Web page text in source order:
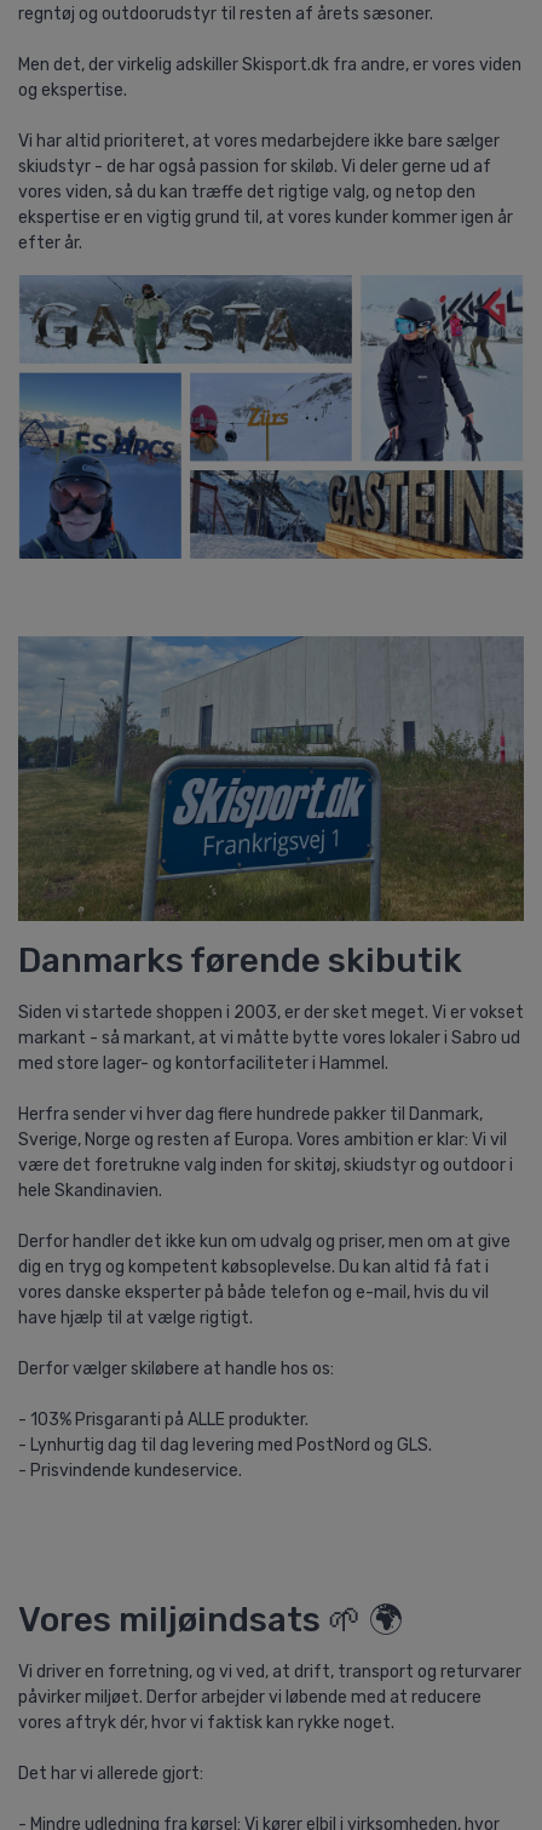
regntøj og outdoorudstyr til resten af årets sæsoner.
Men det, der virkelig adskiller Skisport.dk fra andre, er vores viden
og ekspertise.
Vi har altid prioriteret, at vores medarbejdere ikke bare sælger
skiudstyr - de har også passion for skiløb. Vi deler gerne ud af
vores viden, så du kan træffe det rigtige valg, og netop den
ekspertise er en vigtig grund til, at vores kunder kommer igen år
efter år.
Danmarks førende skibutik
Siden vi startede shoppen i 2003, er der sket meget. Vi er vokset
markant - så markant, at vi måtte bytte vores lokaler i Sabro ud
med store lager- og kontorfaciliteter i Hammel.
Herfra sender vi hver dag flere hundrede pakker til Danmark,
Sverige, Norge og resten af Europa. Vores ambition er klar: Vi vil
være det foretrukne valg inden for skitøj, skiudstyr og outdoor i
hele Skandinavien.
Derfor handler det ikke kun om udvalg og priser, men om at give
dig en tryg og kompetent købsoplevelse. Du kan altid få fat i
vores danske eksperter på både telefon og e-mail, hvis du vil
have hjælp til at vælge rigtigt.
Derfor vælger skiløbere at handle hos os:
- 103% Prisgaranti på ALLE produkter.
- Lynhurtig dag til dag levering med PostNord og GLS.
- Prisvindende kundeservice.
Vores miljøindsats 🌱 🌍
Vi driver en forretning, og vi ved, at drift, transport og returvarer
påvirker miljøet. Derfor arbejder vi løbende med at reducere
vores aftryk dér, hvor vi faktisk kan rykke noget.
Det har vi allerede gjort:
- Mindre udledning fra kørsel: Vi kører elbil i virksomheden, hvor